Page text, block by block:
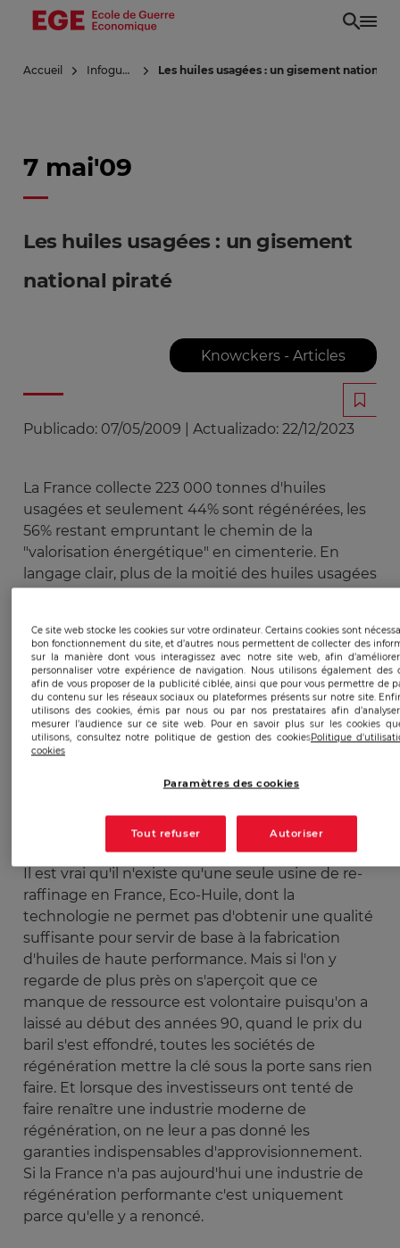
Aller
principal
Accueil Infoguerre Les huiles usagées : un gisement national
7 mai'09
Les huiles usagées : un gisement
national piraté
Knowckers - Articles
Publicado: 07/05/2009 Actualizado: 22/12/2023
La France collecte 223 000 tonnes d'huiles
usagées et seulement 44% sont régénérées, les
56% restant empruntant le chemin de la
"valorisation énergétique" en cimenterie. En
langage clair, plus de la moitié des huiles usagées
puisque ces huiles ne sont pas, à l'instar du fioul,
soumises à la TIPP.Comment se fait-il qu'avec un
prix du baril de pétrole qui avoisine les 100
dollars, on préfère brûler ces huiles plutôt que de
les traiter? Pourtant la directive européenne du
16 juin 1975 donne la priorité à la régénération.
acteurs de la filière vers la destruction des huiles
Est-ce un manque de capacité de traitement ?
Il est vrai qu'il n'existe qu'une seule usine de re-
raffinage en France, Eco-Huile, dont la
technologie ne permet pas d'obtenir une qualité
suffisante pour servir de base à la fabrication
d'huiles de haute performance. Mais si l'on y
regarde de plus près on s'aperçoit que ce
manque de ressource est volontaire puisqu'on a
laissé au début des années 90, quand le prix du
baril s'est effondré, toutes les sociétés de
régénération mettre la clé sous la porte sans rien
faire. Et lorsque des investisseurs ont tenté de
faire renaître une industrie moderne de
régénération, on ne leur a pas donné les
garanties indispensables d'approvisionnement.
Si la France n'a pas aujourd'hui une industrie de
régénération performante c'est uniquement
parce qu'elle y a renoncé.
Ce site web stocke les cookies sur votre ordinateur. Certains cookies sont
bon fonctionnement du site, et d’autres nous permettent de collecter des
sur la manière dont vous interagissez avec notre site web, afin
personnaliser votre expérience de navigation. Nous utilisons également des
afin de vous proposer de la publicité ciblée, ainsi que pour vous permettre de
du contenu sur les réseaux sociaux ou plateformes présents sur notre site.
utilisons des cookies, émis par nous ou par nos prestataires afin
mesurer l’audience sur ce site web. Pour en savoir plus sur les cookies
utilisons, consultez notre politique de gestion des cookiesPolitique
cookies
Paramètres des cookies
Tout refuser Autoriser